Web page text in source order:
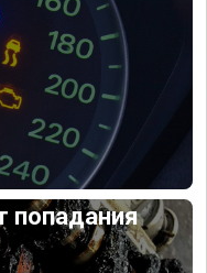
попадания